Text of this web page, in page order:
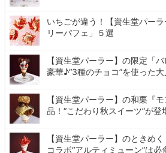
いちごが違う！【資生堂パー
リーパフェ」５選
【資生堂パーラー】の限定「
豪華♪“3種のチョコ”を使った
【資生堂パーラー】の和栗『
品！“こだわり秋スイーツ”が登
【資生堂パーラー】のときめ
コラボ“アルティミューン”は必